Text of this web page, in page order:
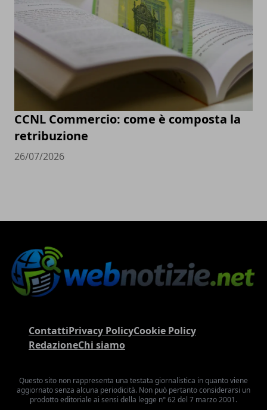
CCNL Commercio: come è composta la
retribuzione
26/07/2026
ContattiPrivacy PolicyCookie Policy
RedazioneChi siamo
Questo sito non rappresenta una testata giornalistica in quanto viene
aggiornato senza alcuna periodicità. Non può pertanto considerarsi un
prodotto editoriale ai sensi della legge n° 62 del 7 marzo 2001.